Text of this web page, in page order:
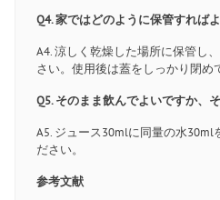
Q4. 家ではどのように保管すれば
A4. 涼しく乾燥した場所に保管し
さい。使用後は蓋をしっかり閉め
Q5. そのまま飲んでよいですか、
A5. ジュース30mlに同量の水30ml
ださい。
参考文献